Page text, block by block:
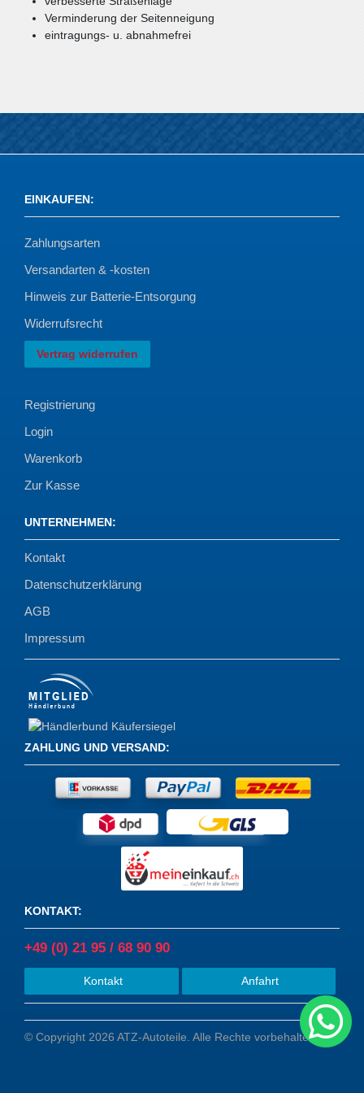
Verminderung der Seitenneigung
eintragungs- u. abnahmefrei
EINKAUFEN:
Zahlungsarten
Versandarten & -kosten
Hinweis zur Batterie-Entsorgung
Widerrufsrecht
Vertrag widerrufen
Registrierung
Login
Warenkorb
Zur Kasse
UNTERNEHMEN:
Kontakt
Datenschutzerklärung
AGB
Impressum
ZAHLUNG UND VERSAND:
KONTAKT:
+49 (0) 21 95 / 68 90 90
Kontakt Anfahrt
© Copyright 2026 ATZ-Autoteile. Alle Rechte vorbehalten.